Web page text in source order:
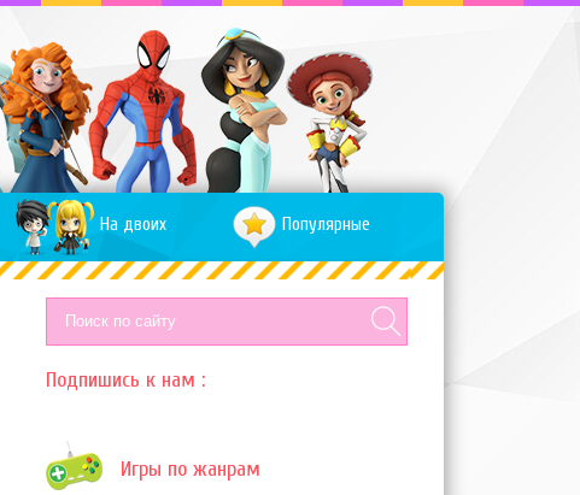
На двоих Популярные
Подпишись к нам :
Игры по жанрам